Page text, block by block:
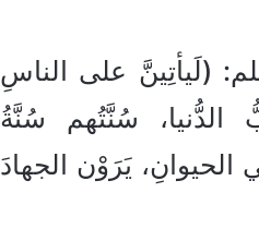
(لَيأتِينَّ على الناسِ
سُنَّتُهم سُنَّةُ
يَرَوْن الجهادَ